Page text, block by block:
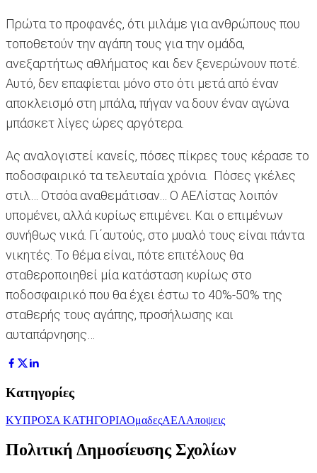
Πρώτα το προφανές, ότι μιλάμε για ανθρώπους που
τοποθετούν την αγάπη τους για την ομάδα,
ανεξαρτήτως αθλήματος και δεν ξενερώνουν ποτέ.
Αυτό, δεν επαφίεται μόνο στο ότι μετά από έναν
αποκλεισμό στη μπάλα, πήγαν να δουν έναν αγώνα
μπάσκετ λίγες ώρες αργότερα.
Ας αναλογιστεί κανείς, πόσες πίκρες τους κέρασε το
ποδοσφαιρικό τα τελευταία χρόνια. Πόσες γκέλες
στιλ… Οτσόα αναθεμάτισαν… Ο ΑΕΛίστας λοιπόν
υπομένει, αλλά κυρίως επιμένει. Και ο επιμένων
συνήθως νικά. Γι΄αυτούς, στο μυαλό τους είναι πάντα
νικητές. Το θέμα είναι, πότε επιτέλους θα
σταθεροποιηθεί μία κατάσταση κυρίως στο
ποδοσφαιρικό που θα έχει έστω το 40%-50% της
σταθερής τους αγάπης, προσήλωσης και
αυταπάρνησης…
Κατηγορίες
ΚΥΠΡΟΣΑ ΚΑΤΗΓΟΡΙΑΟμαδεςΑΕΛΑποψεις
Πολιτική Δημοσίευσης Σχολίων